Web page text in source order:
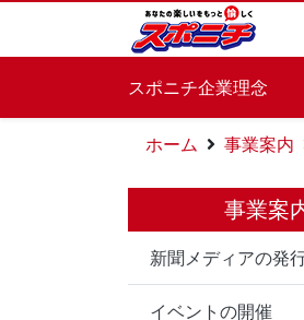
スポニチ企業理念
ホーム 事業案内
事業案
新聞メディアの発
イベントの開催